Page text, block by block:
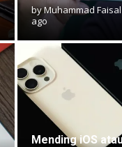
byMuhammad
ago
Mending iOS